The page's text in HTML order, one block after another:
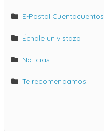
E-Postal Cuentacuentos
Échale un vistazo
Noticias
Te recomendamos